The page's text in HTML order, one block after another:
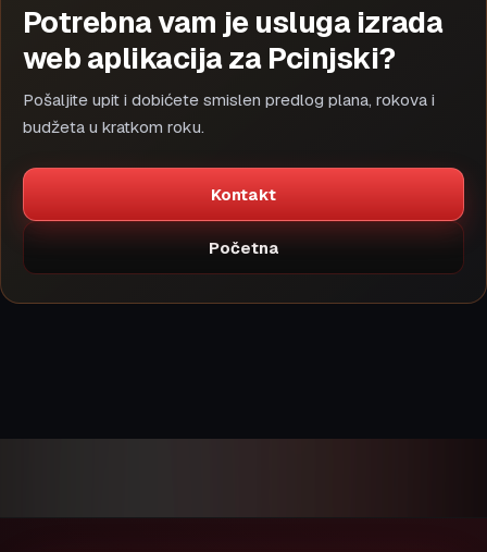
Potrebna vam je usluga izrada
web aplikacija za Pcinjski?
Pošaljite upit i dobićete smislen predlog plana, rokova i
budžeta u kratkom roku.
Kontakt
Početna